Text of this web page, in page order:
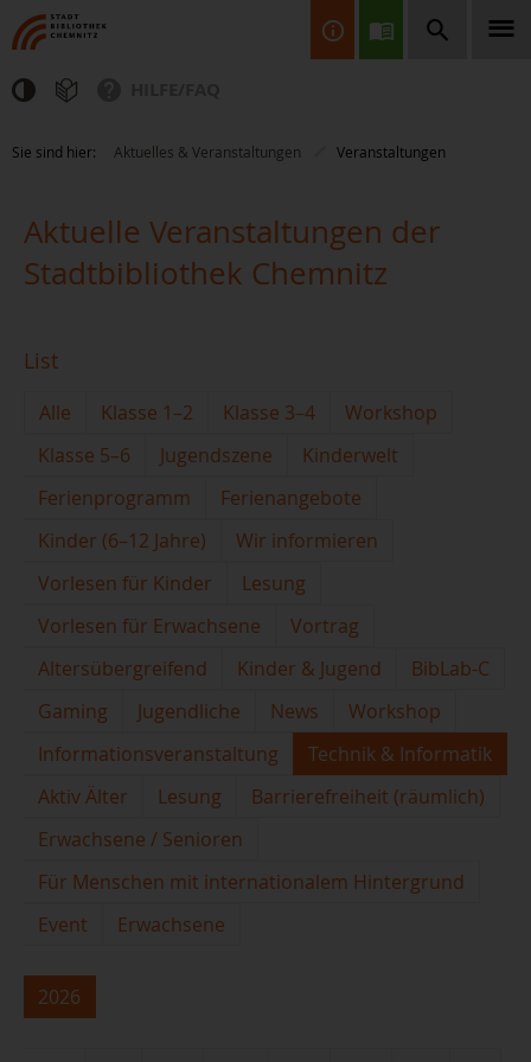
Finden Sie Informationen, Bücher, CDs & DVDs, Spiele, BluRays,
Zeitschriften und vieles mehr...
Sie sind hier: Aktuelles & Veranstaltungen Veranstaltungen
Aktuelle Veranstaltungen der
Stadtbibliothek Chemnitz
List
Alle Klasse 1–2 Klasse 3–4
Workshop
Klasse 5–6
Jugendszene
Kinderwelt
Ferienprogramm
Ferienangebote
Kinder (6–12 Jahre)
Wir informieren
Vorlesen für Kinder
Lesung
Vorlesen für Erwachsene
Vortrag
Altersübergreifend
Kinder & Jugend
BibLab-C
Gaming
Jugendliche News
Workshop
Informationsveranstaltung
Technik & Informatik
Aktiv Älter
Lesung
Barrierefreiheit (räumlich)
Erwachsene / Senioren
Für Menschen mit internationalem Hintergrund
Event
Erwachsene
2026